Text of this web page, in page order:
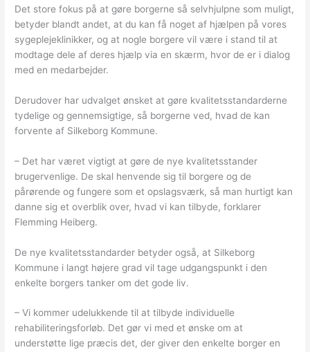
Det store fokus på at gøre borgerne så selvhjulpne som muligt,
betyder blandt andet, at du kan få noget af hjælpen på vores
sygeplejeklinikker, og at nogle borgere vil være i stand til at
modtage dele af deres hjælp via en skærm, hvor de er i dialog
med en medarbejder.
Derudover har udvalget ønsket at gøre kvalitetsstandarderne
tydelige og gennemsigtige, så borgerne ved, hvad de kan
forvente af Silkeborg Kommune.
– Det har været vigtigt at gøre de nye kvalitetsstander
brugervenlige. De skal henvende sig til borgere og de
pårørende og fungere som et opslagsværk, så man hurtigt kan
danne sig et overblik over, hvad vi kan tilbyde, forklarer
Flemming Heiberg.
De nye kvalitetsstandarder betyder også, at Silkeborg
Kommune i langt højere grad vil tage udgangspunkt i den
enkelte borgers tanker om det gode liv.
– Vi kommer udelukkende til at tilbyde individuelle
rehabiliteringsforløb. Det gør vi med et ønske om at
understøtte lige præcis det, der giver den enkelte borger en